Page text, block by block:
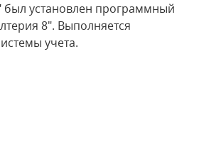
был установлен программный
8". Выполняется
учета.